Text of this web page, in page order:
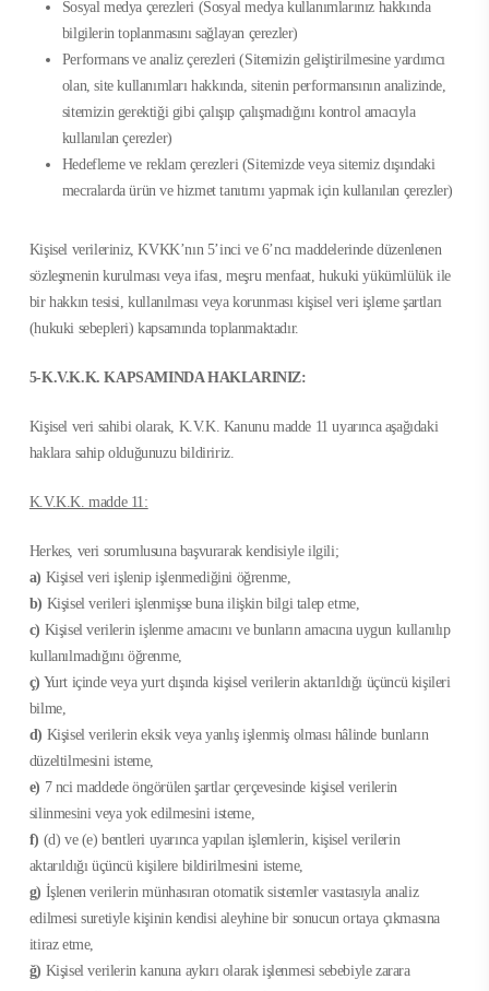
Sosyal medya çerezleri (Sosyal medya kullanımlarınız hakkında
bilgilerin toplanmasını sağlayan çerezler)
Performans ve analiz çerezleri (Sitemizin geliştirilmesine yardımcı
olan, site kullanımları hakkında, sitenin performansının analizinde,
sitemizin gerektiği gibi çalışıp çalışmadığını kontrol amacıyla
kullanılan çerezler)
Hedefleme ve reklam çerezleri (Sitemizde veya sitemiz dışındaki
mecralarda ürün ve hizmet tanıtımı yapmak için kullanılan çerezler)
Kişisel verileriniz, KVKK’nın 5’inci ve 6’ncı maddelerinde düzenlenen
sözleşmenin kurulması veya ifası, meşru menfaat, hukuki yükümlülük ile
bir hakkın tesisi, kullanılması veya korunması kişisel veri işleme şartları
(hukuki sebepleri) kapsamında toplanmaktadır.
5-K.V.K.K. KAPSAMINDA HAKLARINIZ:
Kişisel veri sahibi olarak, K.V.K. Kanunu madde 11 uyarınca aşağıdaki
haklara sahip olduğunuzu bildiririz.
K.V.K.K. madde 11:
Herkes, veri sorumlusuna başvurarak kendisiyle ilgili;
a) Kişisel veri işlenip işlenmediğini öğrenme,
b) Kişisel verileri işlenmişse buna ilişkin bilgi talep etme,
c) Kişisel verilerin işlenme amacını ve bunların amacına uygun kullanılıp
kullanılmadığını öğrenme,
ç) Yurt içinde veya yurt dışında kişisel verilerin aktarıldığı üçüncü kişileri
bilme,
d) Kişisel verilerin eksik veya yanlış işlenmiş olması hâlinde bunların
düzeltilmesini isteme,
e) 7 nci maddede öngörülen şartlar çerçevesinde kişisel verilerin
silinmesini veya yok edilmesini isteme,
f) (d) ve (e) bentleri uyarınca yapılan işlemlerin, kişisel verilerin
aktarıldığı üçüncü kişilere bildirilmesini isteme,
g) İşlenen verilerin münhasıran otomatik sistemler vasıtasıyla analiz
edilmesi suretiyle kişinin kendisi aleyhine bir sonucun ortaya çıkmasına
itiraz etme,
ğ) Kişisel verilerin kanuna aykırı olarak işlenmesi sebebiyle zarara